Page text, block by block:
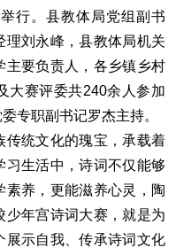
行。县教体局党组副书
理刘永峰，县教体局机关
主要负责人，各乡镇乡村
大赛评委共240余人参加
专职副书记罗杰主持。
统文化的瑰宝，承载着
习生活中，诗词不仅能够
素养，更能滋养心灵，陶
少年宫诗词大赛，就是为
展示自我、传承诗词文化